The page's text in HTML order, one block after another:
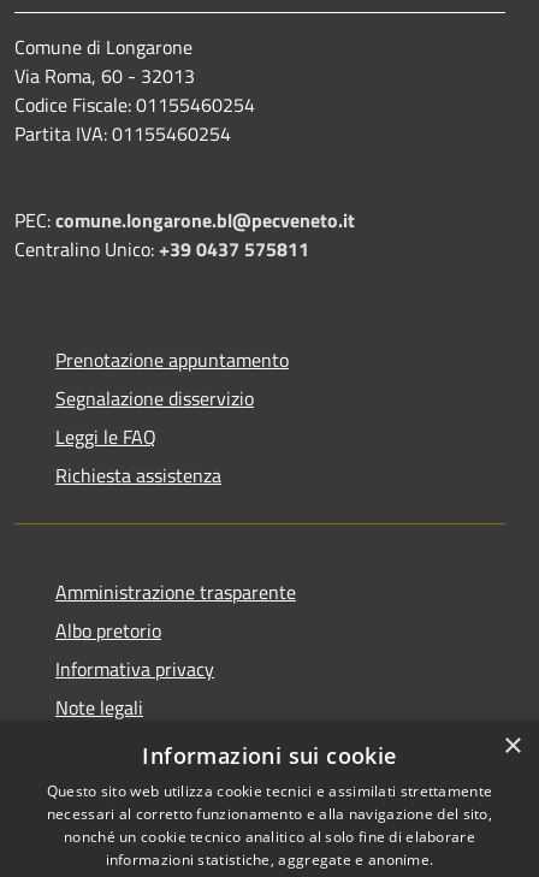
Comune di Longarone
Via Roma, 60 - 32013
Codice Fiscale: 01155460254
Partita IVA: 01155460254
PEC:comune.longarone.bl@pecveneto.it
Centralino Unico:+39 0437 575811
Prenotazione appuntamento
Segnalazione disservizio
Leggi le FAQ
Richiesta assistenza
Amministrazione trasparente
Albo pretorio
Informativa privacy
Note legali
Dichiarazione di accessibilità
Copyright © 2026 • Comune di
×
Informazioni sui cookie
Questo sito web utilizza cookie tecnici e assimilati strettamente
necessari al corretto funzionamento e alla navigazione del sito,
nonché un cookie tecnico analitico al solo fine di elaborare
informazioni statistiche, aggregate e anonime.